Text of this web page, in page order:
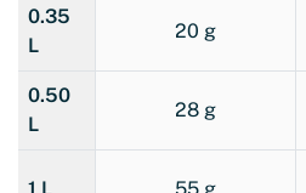
0.35
L
20 g
0.50
L
28 g